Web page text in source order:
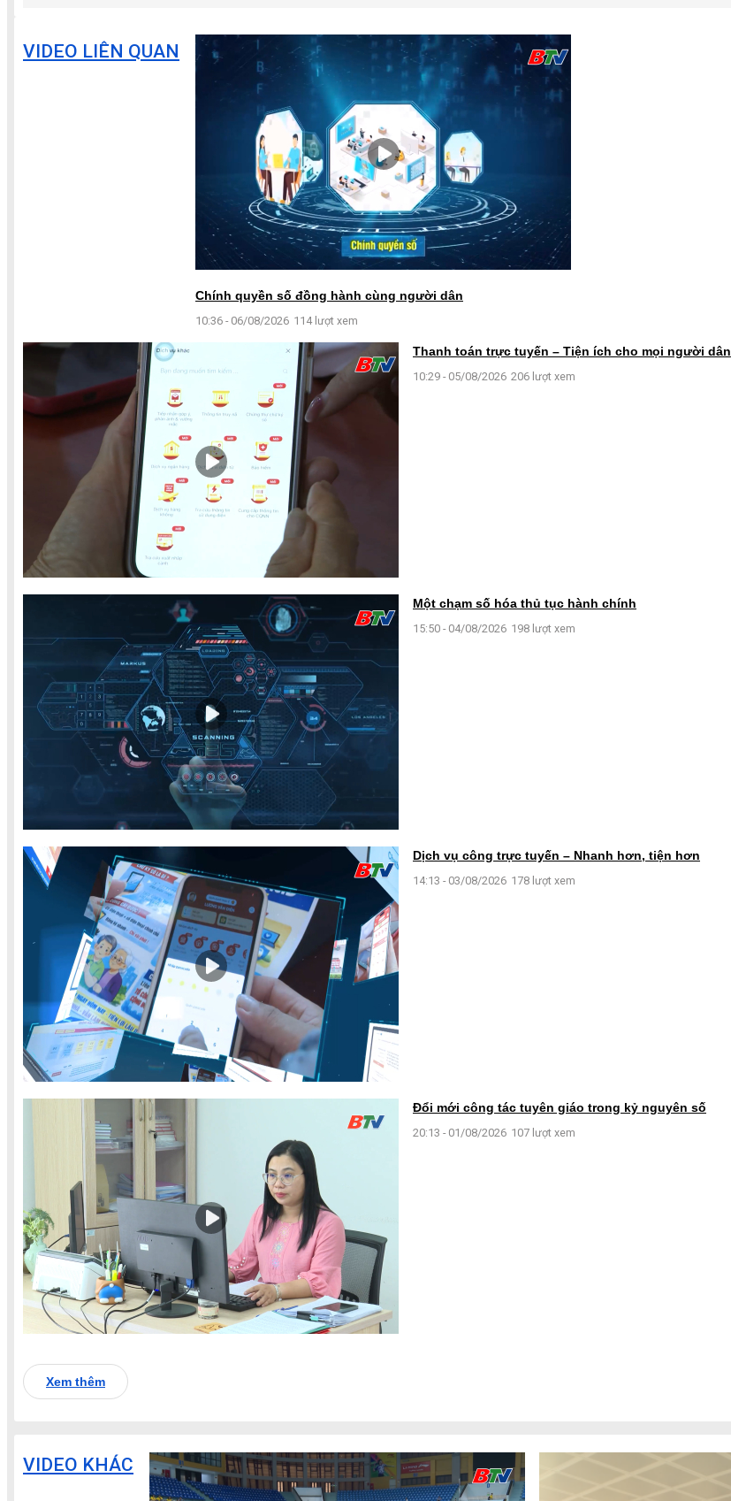
VIDEO LIÊN QUAN
Chính quyền số đồng hành cùng người dân
10:36 - 06/08/2026 114 lượt xem
Thanh toán trực tuyến – Tiện ích cho mọi người dân
10:29 - 05/08/2026 206 lượt xem
Một chạm số hóa thủ tục hành chính
15:50 - 04/08/2026 198 lượt xem
Dịch vụ công trực tuyến – Nhanh hơn, tiện hơn
14:13 - 03/08/2026 178 lượt xem
Đổi mới công tác tuyên giáo trong kỷ nguyên số
20:13 - 01/08/2026 107 lượt xem
Xem thêm
VIDEO KHÁC